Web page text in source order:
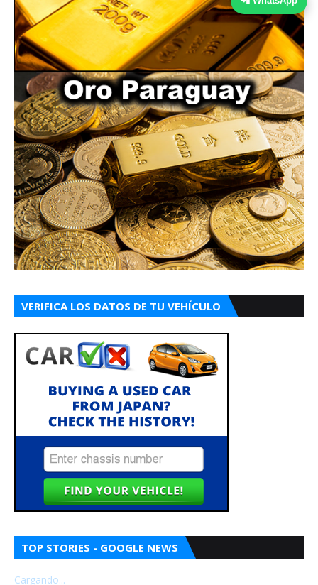
VERIFICA LOS DATOS DE TU VEHÍCULO
TOP STORIES - GOOGLE NEWS
Cargando...